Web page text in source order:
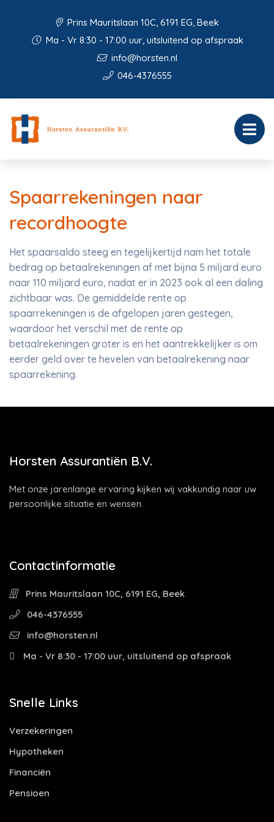
Prins Mauritslaan 10C, 6191 EG, Beek
Ma - Vr 8:30 - 17:00 uur, uitsluitend op afspraak
info@horsten.nl
046-4376555
Spaarrekeningen naar
recordhoogte
Het spaarsaldo steeg en tegelijkertijd nam het totale
bedrag op betaalrekeningen af met bijna 5 miljard euro
naar 110 miljard euro, nadat er in 2023 ook al een daling
zichtbaar was. De gemiddelde rente op
spaarrekeningen is de afgelopen jaren gestegen,
waardoor het verschil met de rente op
betaalrekeningen groter is en het aantrekkelijker is om
eerder geld over te hevelen van betaalrekening naar
spaarrekening.
Horsten Assurantiën B.V.
Met onze jarenlange ervaring kijken wij vakkundig naar uw
persoonlijke situatie en wensen.
Contactinformatie
Prins Mauritslaan 10C, 6191 EG, Beek
046-4376555
info@horsten.nl
Ma - Vr 8:30 - 17:00 uur, uitsluitend op afspraak
Snelle Links
Verzekeringen
Hypotheken
Financiën
Pensioen